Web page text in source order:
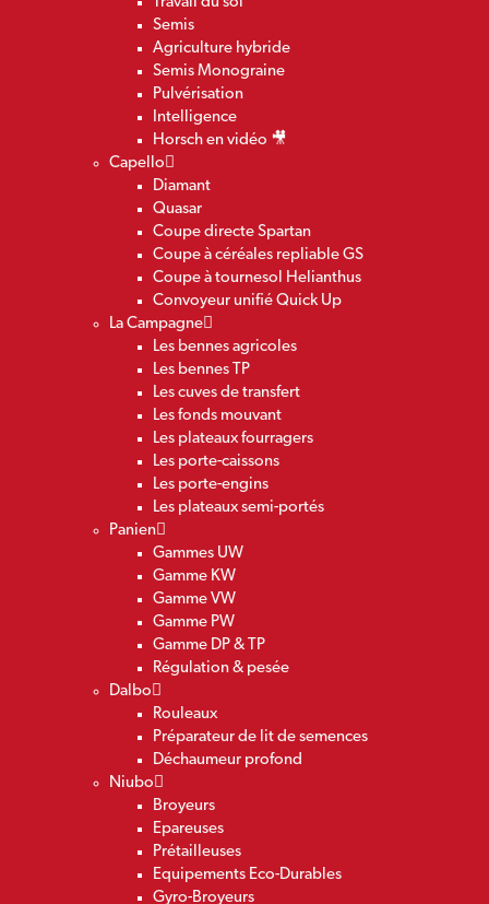
Semis
Agriculture hybride
Semis Monograine
Pulvérisation
Intelligence
Horsch en vidéo 🎥
Capello
Diamant
Quasar
Coupe directe Spartan
Coupe à céréales repliable GS
Coupe à tournesol Helianthus
Convoyeur unifié Quick Up
La Campagne
Les bennes agricoles
Les bennes TP
Les cuves de transfert
Les fonds mouvant
Les plateaux fourragers
Les porte-caissons
Les porte-engins
Les plateaux semi-portés
Panien
Gammes UW
Gamme KW
Gamme VW
Gamme PW
Gamme DP & TP
Régulation & pesée
Dalbo
Rouleaux
Préparateur de lit de semences
Déchaumeur profond
Niubo
Broyeurs
Epareuses
Prétailleuses
Equipements Eco-Durables
Gyro-Broyeurs